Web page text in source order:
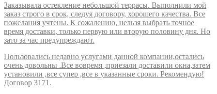
Заказывала остекление небольшой террасы. Выполнили мой
заказ строго в срок, следуя договору, хорошего качества. Все
пожелания учтены. К сожалению, нельзя выбрать точное
время доставки, только первую или вторую половину дня. Но
зато за час предупреждают.
Пользовались недавно услугами данной компании,остались
очень довольны .Все вовремя ,приезали доставили окна,затем
установили ,все супер ,все в указанные сроки. Рекомендую!
Договор 3171.